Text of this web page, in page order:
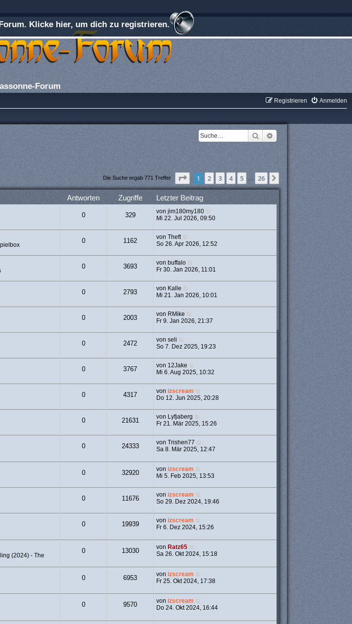
Klicke hier, um dich zu registrieren.
Forum
Anmelden
Registrieren
Suche
Erweiterte Suche
Die Suche ergab 771 Treffer Seite1 von26
1 2 3 4 5 … 26 Nächste
Antworten Zugriffe Letzter Beitrag
0 329 vonjim180my180
Mi 22. Jul 2026, 09:50
0 1162 vonTheft
So 26. Apr 2026, 12:52
0 3693 von buffalo
Fr 30. Jan 2026, 11:01
0 2793 von Kalle
Mi 21. Jan 2026, 10:01
0 2003 von RMike
Fr 9. Jan 2026, 21:37
0 2472 vonseli
So 7. Dez 2025, 19:23
0 3767 von 12Jake
Mi 6. Aug 2025, 10:32
0 4317 von izscream
Do 12. Jun 2025, 20:28
0 21631 von Lyfjaberg
Fr 21. Mär 2025, 15:26
0 24333 vonTrishen77
Sa 8. Mär 2025, 12:47
0 32920 von izscream
Mi 5. Feb 2025, 13:53
0 11676 von izscream
So 29. Dez 2024, 19:46
0 19939 von izscream
Fr 6. Dez 2024, 15:26
(2024) - The
0 13030 von Ratz65
Sa 26. Okt 2024, 15:18
0 6953 von izscream
Fr 25. Okt 2024, 17:38
0 9570 von izscream
Do 24. Okt 2024, 16:44